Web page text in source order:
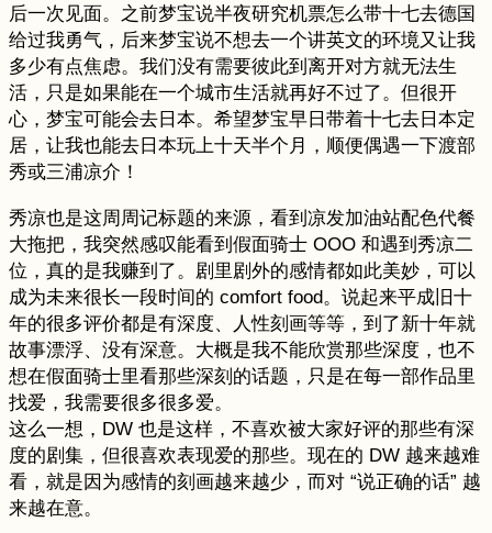
后一次见面。之前梦宝说半夜研究机票怎么带十七去德国
给过我勇气，后来梦宝说不想去一个讲英文的环境又让我
多少有点焦虑。我们没有需要彼此到离开对方就无法生
活，只是如果能在一个城市生活就再好不过了。但很开
心，梦宝可能会去日本。希望梦宝早日带着十七去日本定
居，让我也能去日本玩上十天半个月，顺便偶遇一下渡部
秀或三浦凉介！
秀凉也是这周周记标题的来源，看到凉发加油站配色代餐
大拖把，我突然感叹能看到假面骑士 OOO 和遇到秀凉二
位，真的是我赚到了。剧里剧外的感情都如此美妙，可以
成为未来很长一段时间的 comfort food。说起来平成旧十
年的很多评价都是有深度、人性刻画等等，到了新十年就
故事漂浮、没有深意。大概是我不能欣赏那些深度，也不
想在假面骑士里看那些深刻的话题，只是在每一部作品里
找爱，我需要很多很多爱。
这么一想，DW 也是这样，不喜欢被大家好评的那些有深
度的剧集，但很喜欢表现爱的那些。现在的 DW 越来越难
看，就是因为感情的刻画越来越少，而对 “说正确的话” 越
来越在意。